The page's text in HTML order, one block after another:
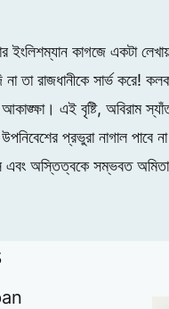
কাগজে একটা
তা রাজধানীকে সার্ভ করে!
আকাঙ্ক্ষা। এই বৃষ্টি,
প্রভুরা নাগাল পাবে
এবং অস্তিত্বকে সম্ভবত